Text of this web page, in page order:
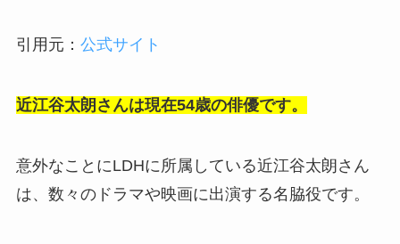
引用元： 公式サイト
近江谷太朗さんは現在54歳の俳優です。
意外なことにLDHに所属している近江谷太朗さん
は、数々のドラマや映画に出演する名脇役です。